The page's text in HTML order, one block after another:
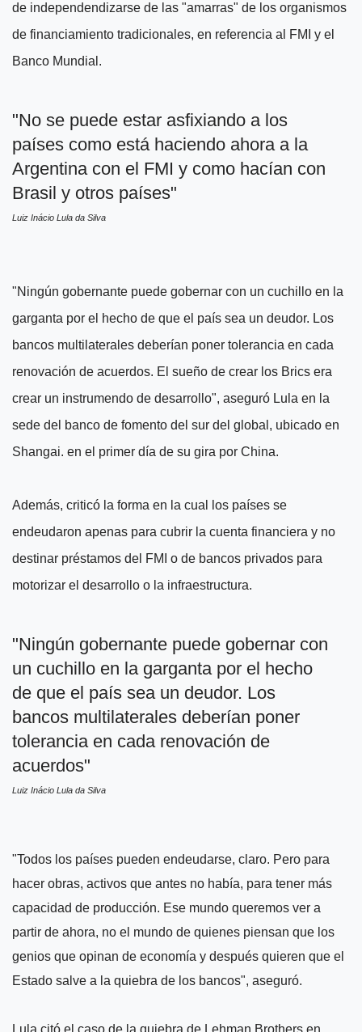
de independendizarse de las "amarras" de los organismos
de financiamiento tradicionales, en referencia al FMI y el
Banco Mundial.
"No se puede estar asfixiando a los
países como está haciendo ahora a la
Argentina con el FMI y como hacían con
Brasil y otros países"
Luiz Inácio Lula da Silva
"Ningún gobernante puede gobernar con un cuchillo en la
garganta por el hecho de que el país sea un deudor. Los
bancos multilaterales deberían poner tolerancia en cada
renovación de acuerdos. El sueño de crear los Brics era
crear un instrumendo de desarrollo", aseguró Lula en la
sede del banco de fomento del sur del global, ubicado en
Shangai. en el primer día de su gira por China.
Además, criticó la forma en la cual los países se
endeudaron apenas para cubrir la cuenta financiera y no
destinar préstamos del FMI o de bancos privados para
motorizar el desarrollo o la infraestructura.
"Ningún gobernante puede gobernar con
un cuchillo en la garganta por el hecho
de que el país sea un deudor. Los
bancos multilaterales deberían poner
tolerancia en cada renovación de
acuerdos"
Luiz Inácio Lula da Silva
"Todos los países pueden endeudarse, claro. Pero para
hacer obras, activos que antes no había, para tener más
capacidad de producción. Ese mundo queremos ver a
partir de ahora, no el mundo de quienes piensan que los
genios que opinan de economía y después quieren que el
Estado salve a la quiebra de los bancos", aseguró.
Lula citó el caso de la quiebra de Lehman Brothers en